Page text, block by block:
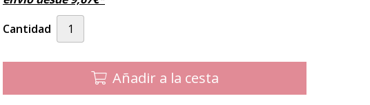
Cantidad
Añadir a la cesta